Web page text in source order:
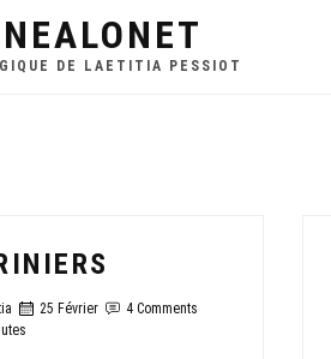
DE LAETITIA PESSIOT
25 Février
4 Comments